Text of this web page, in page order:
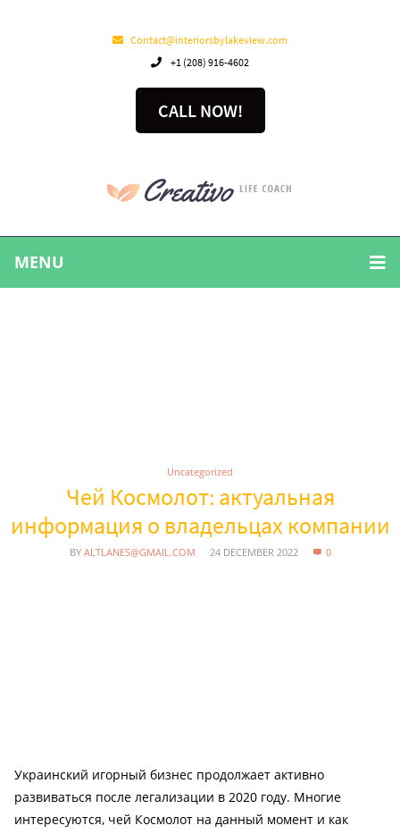
Contact@interiorsbylakeview.com
+1 (208) 916-4602
CALL NOW!
MENU
Uncategorized
Чей Космолот: актуальная
информация о владельцах компании
BY ALTLANES@GMAIL.COM 24 DECEMBER 2022 0
Украинский игорный бизнес продолжает активно
развиваться после легализации в 2020 году. Многие
интересуются, чей Космолот на данный момент и как